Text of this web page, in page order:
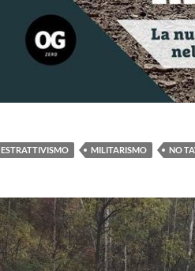
ESTRATTIVISMO MILITARISMO NO